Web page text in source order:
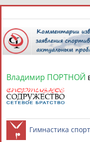
7
СПОРТСМЕНЫ,
Владимир ПОРТНОЙ